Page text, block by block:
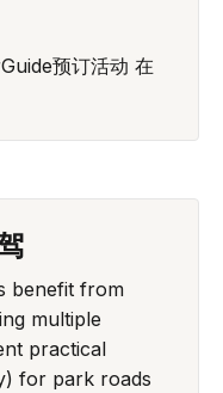
预订活动 在
benefit from
multiple
practical
for park roads